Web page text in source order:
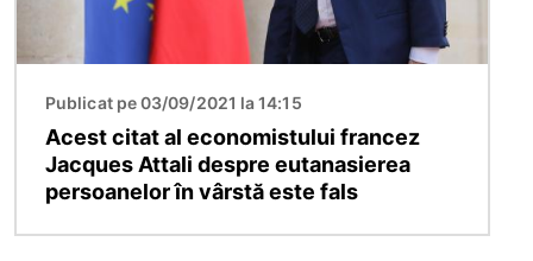
Publicat pe 03/09/2021 la 14:15
Acest citat al economistului francez
Jacques Attali despre eutanasierea
persoanelor în vârstă este fals